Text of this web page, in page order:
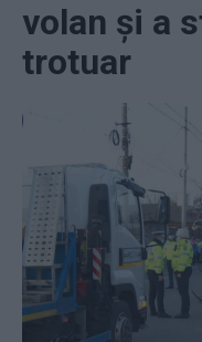
volan și a
trotuar